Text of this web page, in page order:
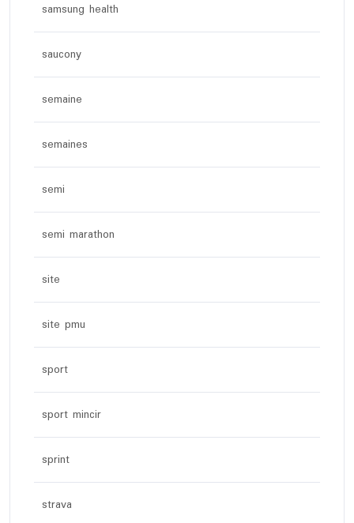
samsung health
saucony
semaine
semaines
semi
semi marathon
site
site pmu
sport
sport mincir
sprint
strava